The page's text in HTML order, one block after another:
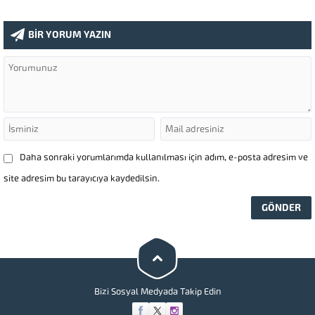
BİR YORUM YAZIN
Daha sonraki yorumlarımda kullanılması için adım, e-posta adresim ve
site adresim bu tarayıcıya kaydedilsin.
Bizi Sosyal Medyada Takip Edin